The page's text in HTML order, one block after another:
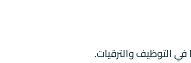
التوظيف والترقيات.